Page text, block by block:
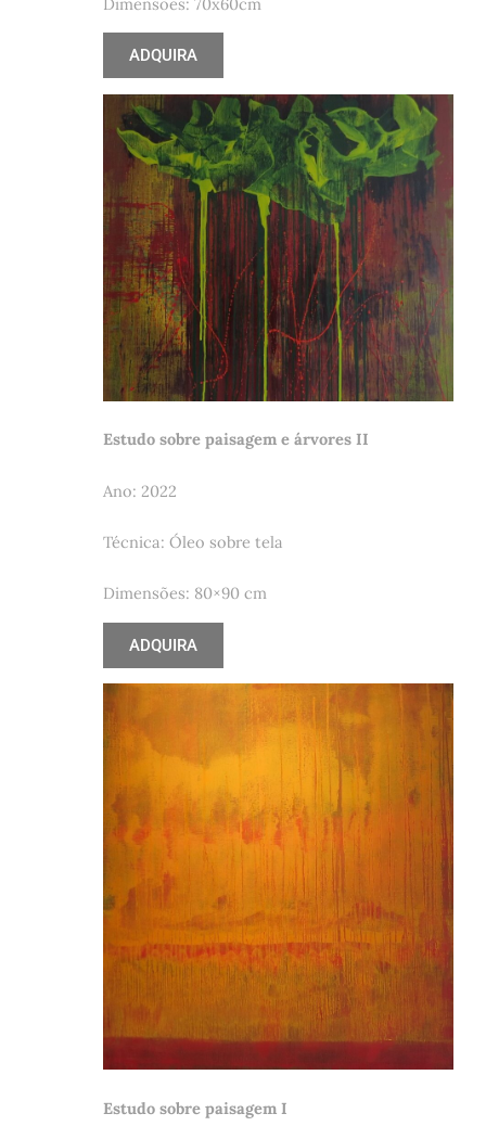
ADQUIRA
Estudo sobre paisagem e árvores II
Ano: 2022
Técnica: Óleo sobre tela
Dimensões: 80×90 cm
ADQUIRA
Estudo sobre paisagem I